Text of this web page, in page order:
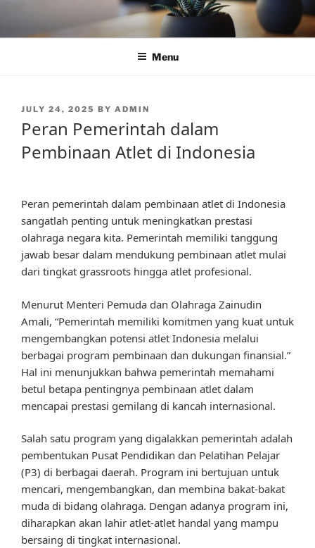
content
Menu
POSTED
JULY 24, 2025 BY ADMIN
Peran Pemerintah dalam
Pembinaan Atlet di Indonesia
Peran pemerintah dalam pembinaan atlet di Indonesia
sangatlah penting untuk meningkatkan prestasi
olahraga negara kita. Pemerintah memiliki tanggung
jawab besar dalam mendukung pembinaan atlet mulai
dari tingkat grassroots hingga atlet profesional.
Menurut Menteri Pemuda dan Olahraga Zainudin
Amali, “Pemerintah memiliki komitmen yang kuat untuk
mengembangkan potensi atlet Indonesia melalui
berbagai program pembinaan dan dukungan finansial.”
Hal ini menunjukkan bahwa pemerintah memahami
betul betapa pentingnya pembinaan atlet dalam
mencapai prestasi gemilang di kancah internasional.
Salah satu program yang digalakkan pemerintah adalah
pembentukan Pusat Pendidikan dan Pelatihan Pelajar
(P3) di berbagai daerah. Program ini bertujuan untuk
mencari, mengembangkan, dan membina bakat-bakat
muda di bidang olahraga. Dengan adanya program ini,
diharapkan akan lahir atlet-atlet handal yang mampu
bersaing di tingkat internasional.